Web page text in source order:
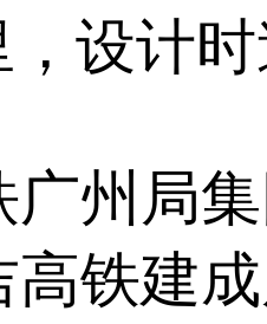
设计
局集
高铁建